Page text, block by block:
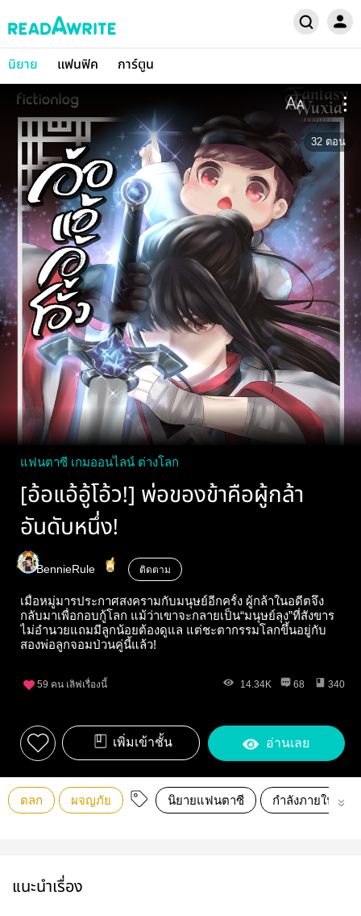
นิยาย แฟนฟิค การ์ตูน
32 ตอน
แฟนตาซี เกมออนไลน์ ต่างโลก
[อ้อแอ้อู้โอ้ว!] พ่อของข้าคือผู้กล้า
อันดับหนึ่ง!
BennieRule ติดตาม
เมื่อหมู่มารประกาศสงครามกับมนุษย์อีกครั้ง ผู้กล้าในอดีตจึง
กลับมาเพื่อกอบกู้โลก แม้ว่าเขาจะกลายเป็น“มนุษย์ลุง”ที่สังขาร
ไม่อำนวยแถมมีลูกน้อยต้องดูแล แต่ชะตากรรมโลกขึ้นอยู่กับ
สองพ่อลูกจอมป่วนคู่นี้แล้ว!
59 คน เลิฟเรื่องนี้ 14.34K 68 340
เพิ่มเข้าชั้น อ่านเลย
ตลก ผจญภัย นิยายแฟนตาซี กำลังภายใน
แนะนำเรื่อง